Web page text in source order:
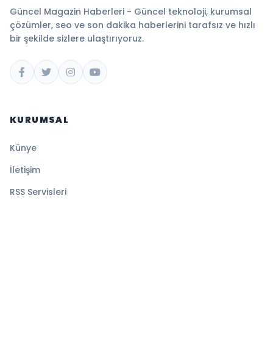
Güncel Magazin Haberleri - Güncel teknoloji, kurumsal
çözümler, seo ve son dakika haberlerini tarafsız ve hızlı
bir şekilde sizlere ulaştırıyoruz.
KURUMSAL
Künye
İletişim
RSS Servisleri